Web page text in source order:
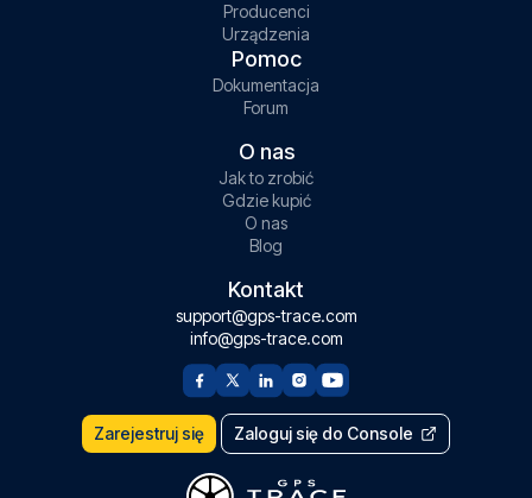
Producenci
Urządzenia
Pomoc
Dokumentacja
Forum
O nas
Jak to zrobić
Gdzie kupić
O nas
Blog
Kontakt
support@gps-trace.com
info@gps-trace.com
Zarejestruj się Zaloguj się do Console